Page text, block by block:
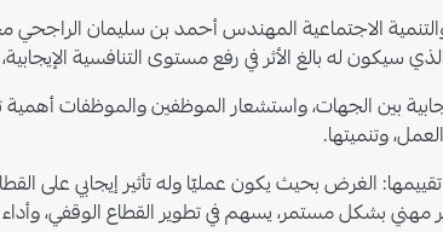
الاجتماعية المهندس أحمد بن سليمان الراجحي
سيكون له بالغ الأثر في رفع مستوى التنافسية الإيجابية،
بين الجهات، واستشعار الموظفين والموظفات
وتنميتها.
تقييمها: الغرض بحيث يكون عمليّا وله تأثير إيجابي على
بشكل مستمر، يسهم في تطوير القطاع الوقفي، وأداء